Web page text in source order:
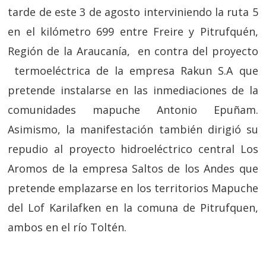
tarde de este 3 de agosto interviniendo la ruta 5
en el kilómetro 699 entre Freire y Pitrufquén,
Región de la Araucanía, en contra del proyecto
termoeléctrica de la empresa Rakun S.A que
pretende instalarse en las inmediaciones de la
comunidades mapuche Antonio Epuñam.
Asimismo, la manifestación también dirigió su
repudio al proyecto hidroeléctrico central Los
Aromos de la empresa Saltos de los Andes que
pretende emplazarse en los territorios Mapuche
del Lof Karilafken en la comuna de Pitrufquen,
ambos en el río Toltén.